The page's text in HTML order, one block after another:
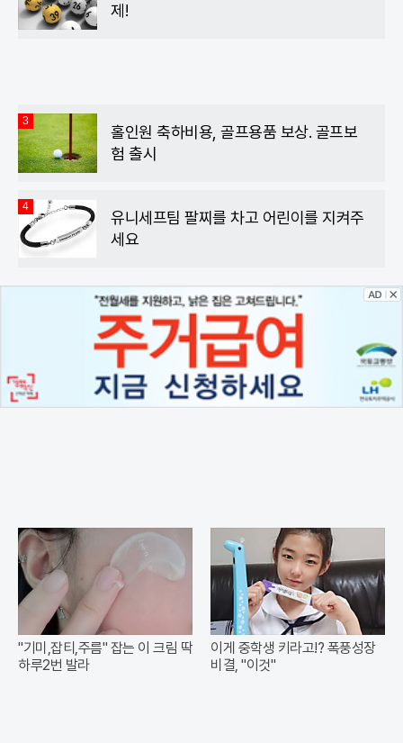
제!
3
홀인원 축하비용, 골프용품 보상. 골프보
험 출시
4
유니세프팀 팔찌를 차고 어린이를 지켜주
세요
"기미,잡티,주름" 잡는 이 크림 딱
하루2번 발라
이게 중학생 키라고!? 폭풍성장
비결, "이것"